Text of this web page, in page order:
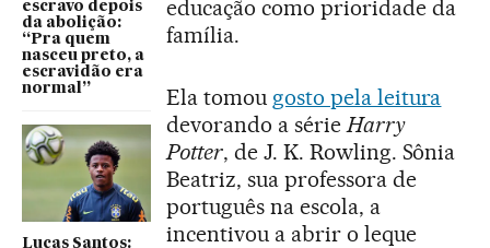
escravo depois
da abolição:
“Pra quem
nasceu preto, a
escravidão era
normal”
Lucas Santos:
educação como prioridade da
família.
Ela tomou gosto pela leitura
devorando a série Harry
Potter, de J. K. Rowling. Sônia
Beatriz, sua professora de
português na escola, a
incentivou a abrir o leque